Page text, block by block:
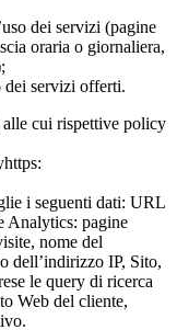
dei servizi (pagine
oraria o giornaliera,
dei servizi offerti.
cui rispettive policy
i seguenti dati: URL
Analytics: pagine
nome del
dell’indirizzo IP, Sito,
le query di ricerca
Web del cliente,